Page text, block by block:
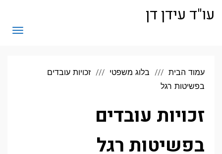
עו"ד עידן דן
עמוד הבית בלוג משפטי
זכויות עובדים
בפשיטות רגל
זכויות עובדים
בפשיטות רגל